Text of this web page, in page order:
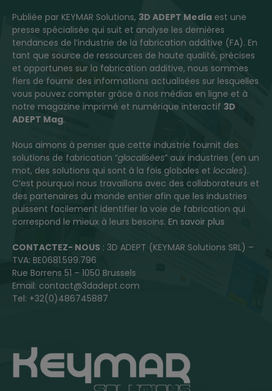
Publiée par KEYMAR Solutions, 3D ADEPT Media est une
presse spécialisée qui suit et analyse les dernières
tendances de l’industrie de la fabrication additive (FA). En
tant que source de ressources de haute qualité, précises
et opportunes sur la fabrication additive, nous sommes
fiers de fournir des informations actualisées sur lesquelles
vous pouvez compter grâce à nos médias en ligne et à
notre magazine imprimé et numérique interactif 3D
ADEPT Mag.
Nous aimons à penser que cette industrie fournit des
solutions de fabrication “glocalisées” aux industries (en un
mot, des solutions qui sont à la fois globales et locales).
C’est pourquoi nous travaillons avec des collaborateurs et
des partenaires du monde entier afin que les industries
puissent facilement identifier la voie de fabrication qui
correspond le mieux à leurs besoins. En savoir plus
CONTACTEZ- NOUS : 3D ADEPT (KEYMAR Solutions SRL) –
TVA: BE0681.599.796
Rue Borrens 51 – 1050 Brussels
Email: contact@3dadept.com
Tel: +32(0)486745887